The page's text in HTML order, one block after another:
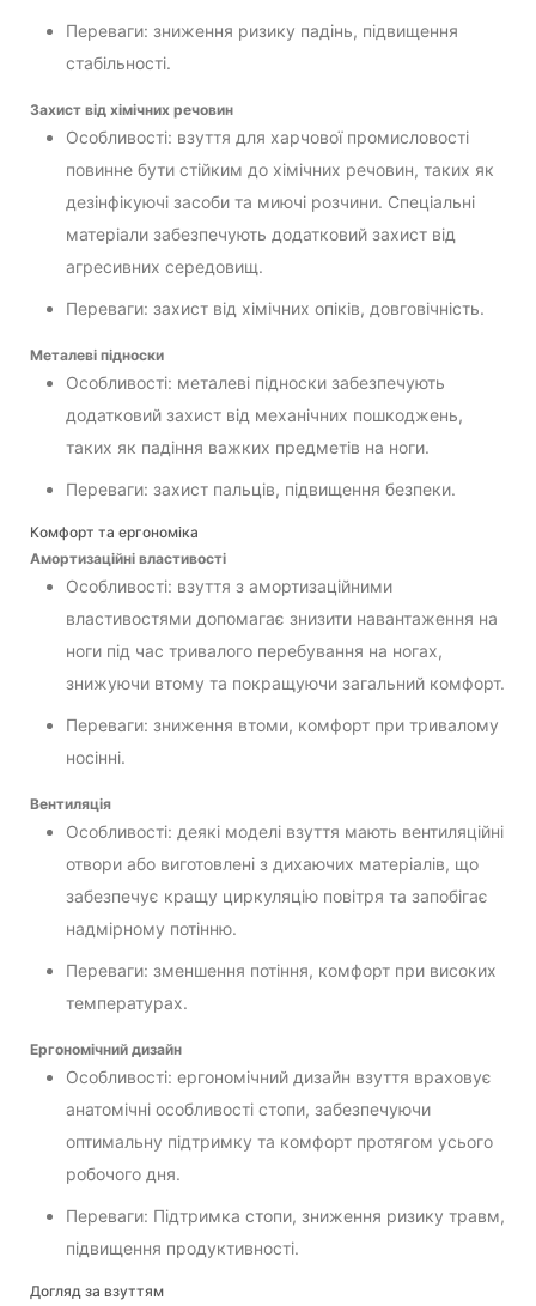
Переваги: зниження ризику падінь, підвищення
стабільності.
Захист від хімічних речовин
Особливості: взуття для харчової промисловості
повинне бути стійким до хімічних речовин, таких як
дезінфікуючі засоби та миючі розчини. Спеціальні
матеріали забезпечують додатковий захист від
агресивних середовищ.
Переваги: захист від хімічних опіків, довговічність.
Металеві підноски
Особливості: металеві підноски забезпечують
додатковий захист від механічних пошкоджень,
таких як падіння важких предметів на ноги.
Переваги: захист пальців, підвищення безпеки.
Комфорт та ергономіка
Амортизаційні властивості
Особливості: взуття з амортизаційними
властивостями допомагає знизити навантаження на
ноги під час тривалого перебування на ногах,
знижуючи втому та покращуючи загальний комфорт.
Переваги: зниження втоми, комфорт при тривалому
носінні.
Вентиляція
Особливості: деякі моделі взуття мають вентиляційні
отвори або виготовлені з дихаючих матеріалів, що
забезпечує кращу циркуляцію повітря та запобігає
надмірному потінню.
Переваги: зменшення потіння, комфорт при високих
температурах.
Ергономічний дизайн
Особливості: ергономічний дизайн взуття враховує
анатомічні особливості стопи, забезпечуючи
оптимальну підтримку та комфорт протягом усього
робочого дня.
Переваги: Підтримка стопи, зниження ризику травм,
підвищення продуктивності.
Догляд за взуттям